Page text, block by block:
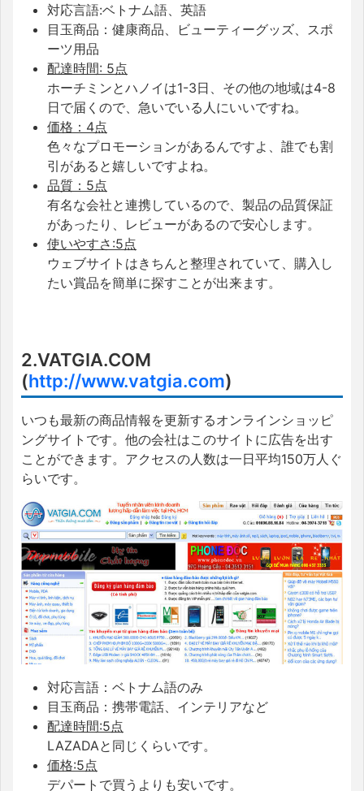
対応言語:ベトナム語、英語
目玉商品：健康商品、ビューティーグッズ、スポ
ーツ用品
配達時間: 5点
ホーチミンとハノイは1-3日、その他の地域は4-8
日で届くので、急いでいる人にいいですね。
価格：4点
色々なプロモーションがあるんですよ、誰でも割
引があると嬉しいですよね。
品質：5点
有名な会社と連携しているので、製品の品質保証
があったり、レビューがあるので安心します。
使いやすさ:5点
ウェブサイトはきちんと整理されていて、購入し
たい賞品を簡単に探すことが出来ます。
2.VATGIA.COM
(http://www.vatgia.com)
いつも最新の商品情報を更新するオンラインショッピ
ングサイトです。他の会社はこのサイトに広告を出す
ことができます。アクセスの人数は一日平均150万人ぐ
らいです。
対応言語：ベトナム語のみ
目玉商品：携帯電話、インテリアなど
配達時間:5点
LAZADAと同じくらいです。
価格:5点
デパートで買うよりも安いです。